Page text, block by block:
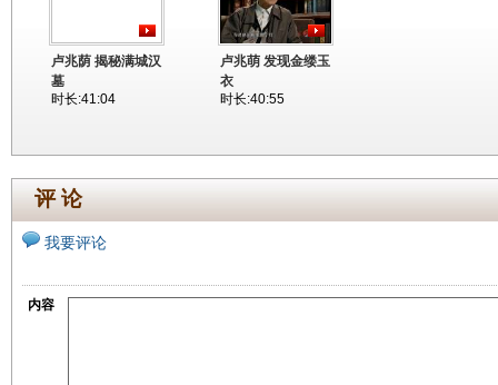
卢兆荫 揭秘满城汉
墓
时长:41:04
卢兆萌 发现金缕玉
衣
时长:40:55
评 论
我要评论
内容